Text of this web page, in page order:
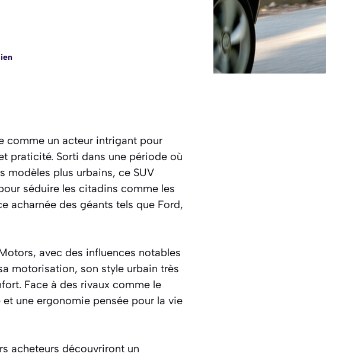
comme un acteur intrigant pour
praticité. Sorti dans une période où
modèles plus urbains, ce SUV
séduire les citadins comme les
acharnée des géants tels que Ford,
avec des influences notables
motorisation, son style urbain très
Face à des rivaux comme le
une ergonomie pensée pour la vie
acheteurs découvriront un